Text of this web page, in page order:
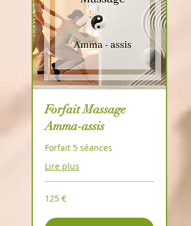
Forfait Massage
Amma-assis
Forfait 5 séances
Lire plus
125
euros
125 €